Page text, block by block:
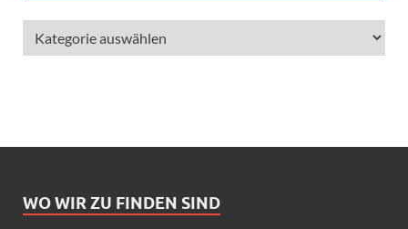
WO WIR ZU FINDEN SIND